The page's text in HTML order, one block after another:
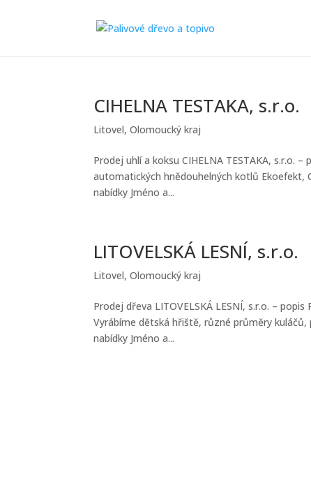
CIHELNA TESTAKA, s.r.o.
Litovel,Olomoucký kraj
Prodej uhlí a koksu CIHELNA TESTAKA, s.r.o.
automatických hnědouhelných kotlů Ekoefekt,
nabídky Jméno a...
LITOVELSKÁ LESNÍ, s.r.o.
Litovel,Olomoucký kraj
Prodej dřeva LITOVELSKÁ LESNÍ, s.r.o. –
Vyrábíme dětská hřiště, různé průměry kuláčů,
nabídky Jméno a...